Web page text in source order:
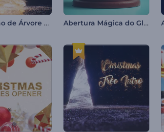
Introdução de Árvore com Partículas Brilhantes Abertura Mágica do Globo de Neve